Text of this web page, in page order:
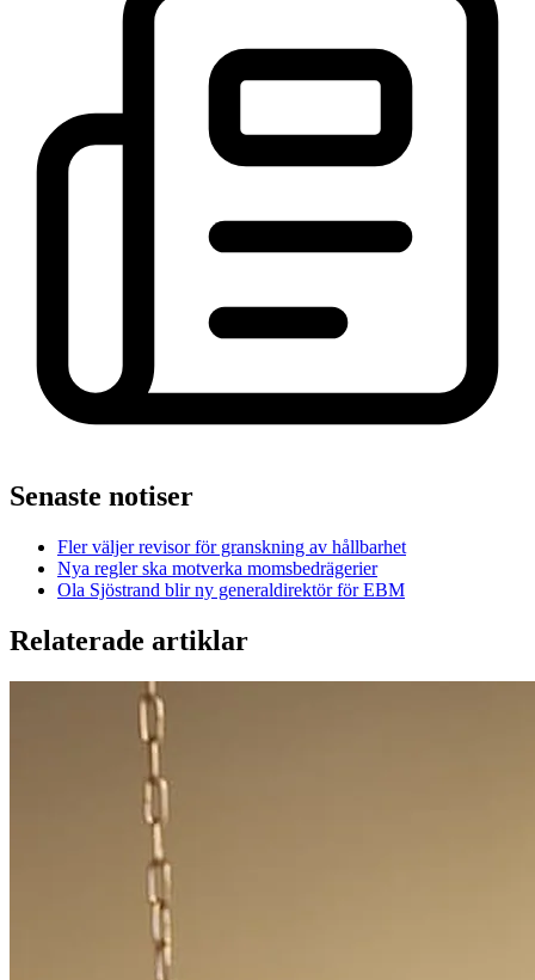
Senaste notiser
Fler väljer revisor för granskning av hållbarhet
Nya regler ska motverka momsbedrägerier
Ola Sjöstrand blir ny generaldirektör för EBM
Relaterade artiklar